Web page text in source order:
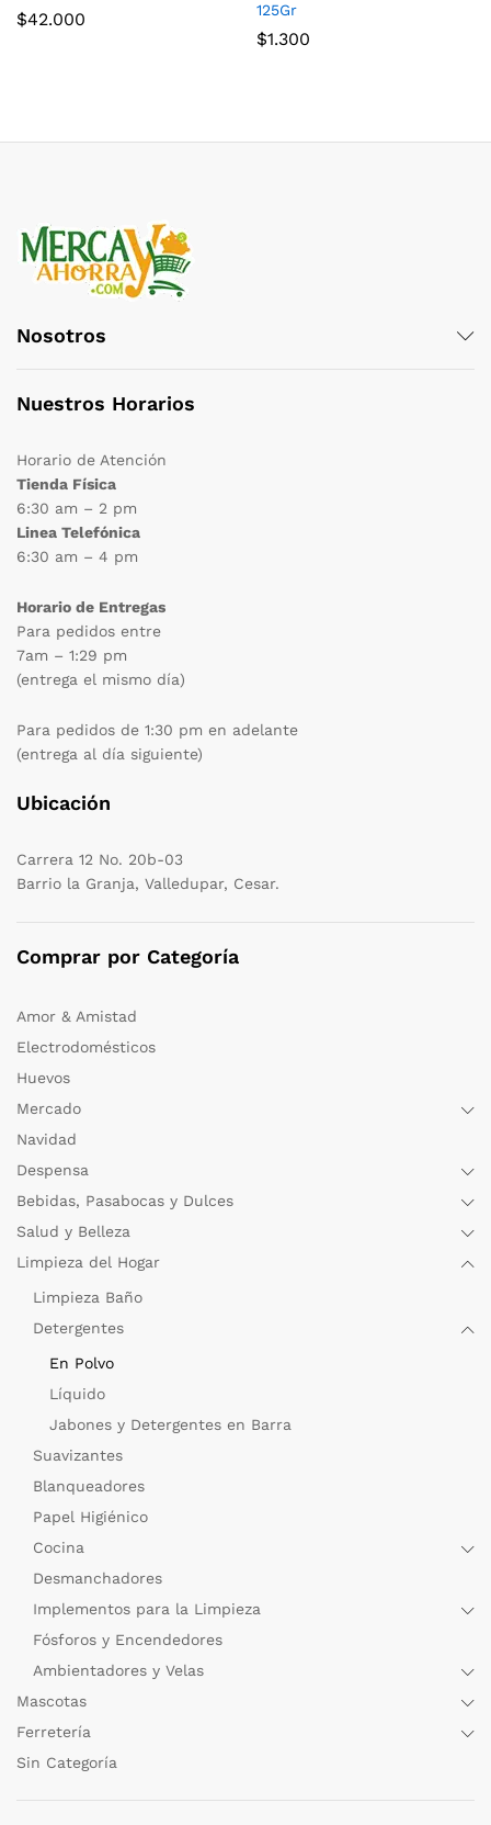
$42.000
125Gr
$1.300
Nosotros
Nuestros Horarios
Horario de Atención
Tienda Física
6:30 am – 2 pm
Linea Telefónica
6:30 am – 4 pm
Horario de Entregas
Para pedidos entre
7am – 1:29 pm
(entrega el mismo día)
Para pedidos de 1:30 pm en adelante
(entrega al día siguiente)
Ubicación
Carrera 12 No. 20b-03
Barrio la Granja, Valledupar, Cesar.
Comprar por Categoría
Amor & Amistad
Electrodomésticos
Huevos
Mercado
Navidad
Despensa
Bebidas, Pasabocas y Dulces
Salud y Belleza
Limpieza del Hogar
Limpieza Baño
Detergentes
En Polvo
Líquido
Jabones y Detergentes en Barra
Suavizantes
Blanqueadores
Papel Higiénico
Cocina
Desmanchadores
Implementos para la Limpieza
Fósforos y Encendedores
Ambientadores y Velas
Mascotas
Ferretería
Sin Categoría